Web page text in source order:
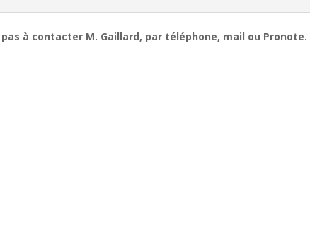
pas à contacter M. Gaillard, par téléphone, mail ou Pronote.